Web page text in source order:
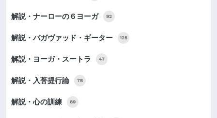
解説・ナーローの６ヨーガ 92
解説・バガヴァッド・ギーター 125
解説・ヨーガ・スートラ 47
解説・入菩提行論 78
解説・心の訓練 89